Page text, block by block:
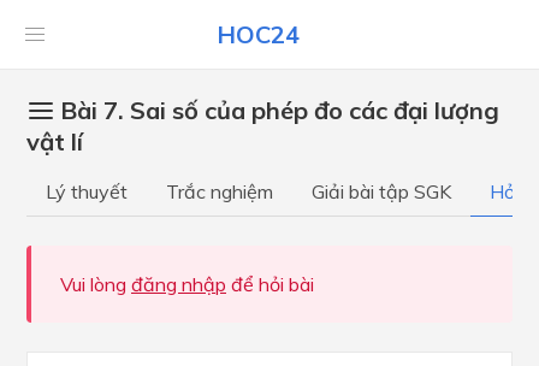
HOC24
Bài 7. Sai số của phép đo các đại lượng
vật lí
Lý thuyết Trắc nghiệm Giải bài tập SGK Hỏi
Vui lòng đăng nhập để hỏi bài